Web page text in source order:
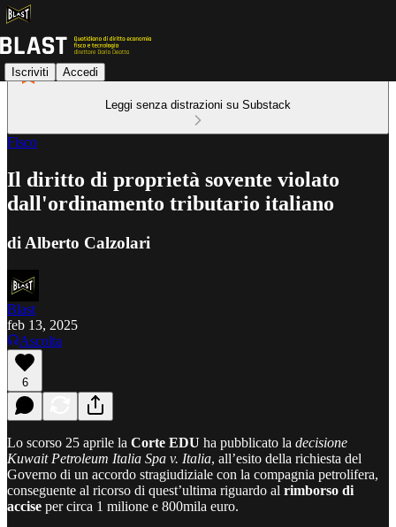
Iscriviti Accedi
Leggi senza distrazioni su Substack
Fisco
Il diritto di proprietà sovente violato
dall'ordinamento tributario italiano
di Alberto Calzolari
Blast
feb 13, 2025
Ascolta
6
Lo scorso 25 aprile la Corte EDU ha pubblicato la decisione
Kuwait Petroleum Italia Spa v. Italia, all’esito della richiesta del
Governo di un accordo stragiudiziale con la compagnia petrolifera,
conseguente al ricorso di quest’ultima riguardo al rimborso di
accise per circa 1 milione e 800mila euro.